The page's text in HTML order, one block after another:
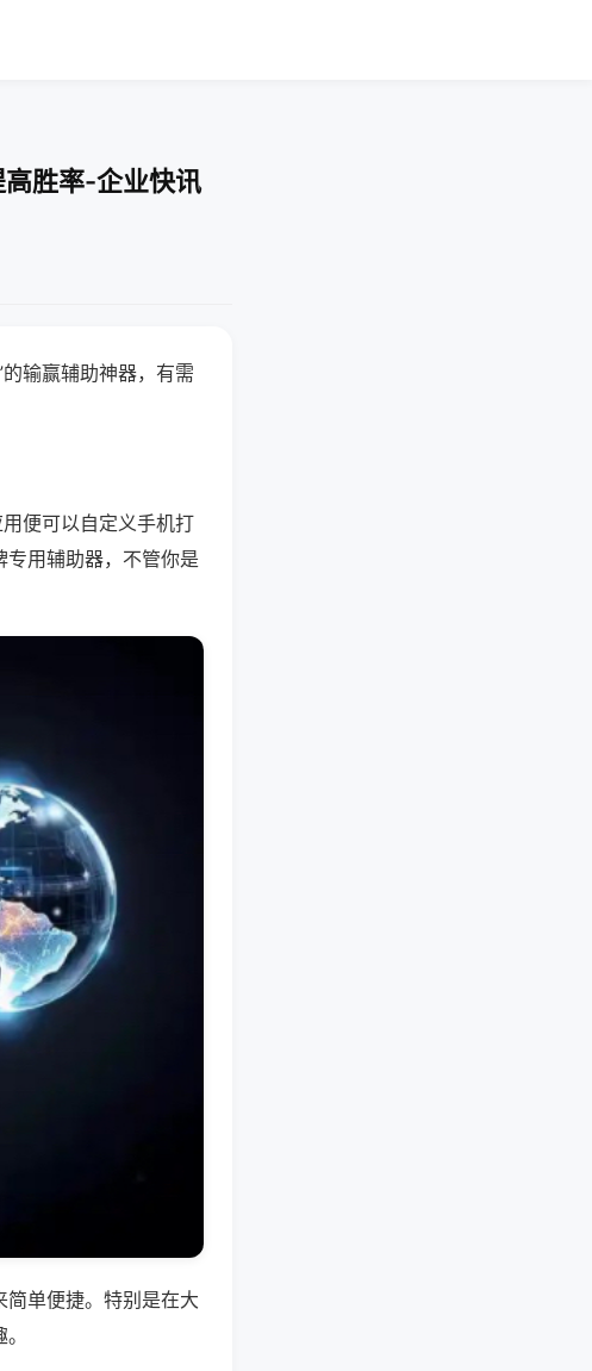
胜率-企业快讯
输赢辅助神器，有需
便可以自定义手机打
用辅助器，不管你是
单便捷。特别是在大